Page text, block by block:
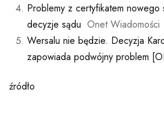
Problemy z certyfikatem
decyzje sądu Onet Wiadomości
Wersalu nie będzie. Decyzja
zapowiada podwójny problem
źródło